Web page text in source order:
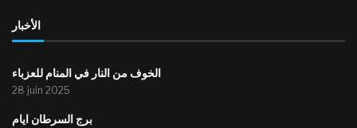
الأخبار
الخوف من النار في المنام للعزباء
28 juin 2025
برج السرطان ايام